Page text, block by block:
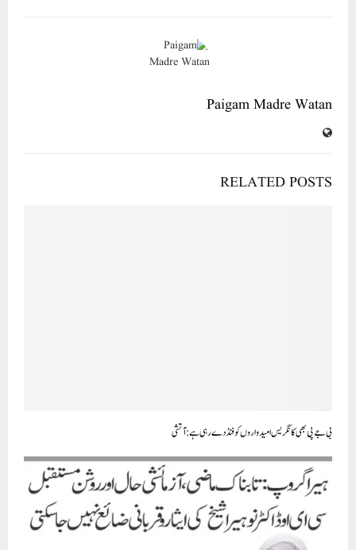
Paigam Madre Watan
RELATED POSTS
بی جے پی بھی کانگریس امیدواروں کو فنڈ دے رہی ہے: آتشی